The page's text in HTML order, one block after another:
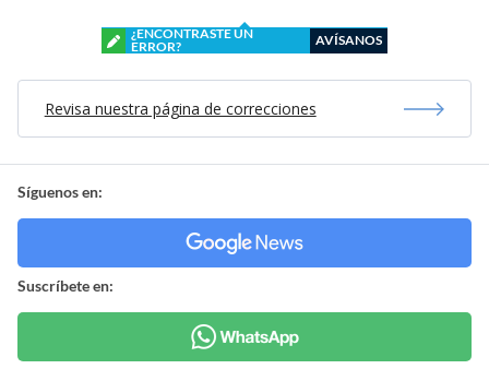
¿ENCONTRASTE UN
ERROR?
AVÍSANOS
Revisa nuestra página de correcciones
Síguenos en:
Suscríbete en: